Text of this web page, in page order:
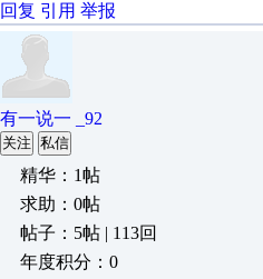
回复 引用 举报
有一说一 _92
关注 私信
精华：1帖
求助：0帖
帖子：5帖 | 113回
年度积分：0